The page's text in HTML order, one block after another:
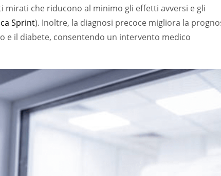
che riducono al minimo gli effetti avversi e gli
Sprint). Inoltre, la diagnosi precoce migliora la
e il diabete, consentendo un intervento medico